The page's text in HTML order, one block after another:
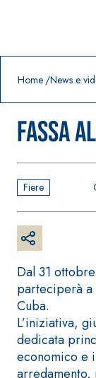
Home News e
Fassa
Fiere
Dal 31
parteciperà a
Cuba.
L’iniziativa,
dedicata
economico e
Prodotti in
Sistema
AZIP ®
AQUAZIP
Guaina
elastica